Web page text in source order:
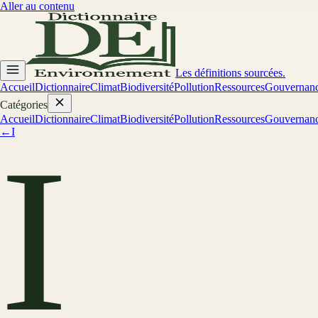
Aller au contenu
Les définitions sourcées.
AccueilDictionnaireClimatBiodiversitéPollutionRessources
Catégories
AccueilDictionnaireClimatBiodiversitéPollutionRessources
←I
I